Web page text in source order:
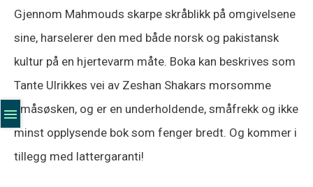
Gjennom Mahmouds skarpe skråblikk på omgivelsene
sine, harselerer den med både norsk og pakistansk
kultur på en hjertevarm måte. Boka kan beskrives som
Tante Ulrikkes vei av Zeshan Shakars morsomme
småsøsken, og er en underholdende, småfrekk og ikke
minst opplysende bok som fenger bredt. Og kommer i
tillegg med lattergaranti!